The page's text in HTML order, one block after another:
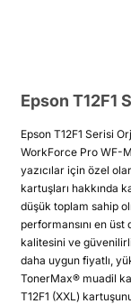
Epson T12F1 Serisi
WorkForce Pro WF-
yazıcılar için özel
kartuşları hakkında
düşük toplam sahip
performansını en üst
kalitesini ve
daha uygun fiyatlı,
TonerMax® muadil
T12F1 (XXL)